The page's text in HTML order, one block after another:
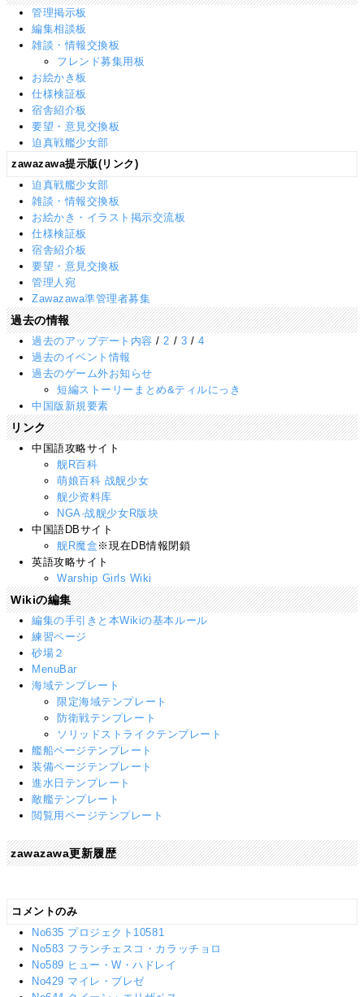
管理掲示板
編集相談板
雑談・情報交換板
フレンド募集用板
お絵かき板
仕様検証板
宿舎紹介板
要望・意見交換板
迫真戦艦少女部
zawazawa提示版(リンク)
迫真戦艦少女部
雑談・情報交換板
お絵かき・イラスト掲示交流板
仕様検証板
宿舎紹介板
要望・意見交換板
管理人宛
Zawazawa準管理者募集
過去の情報
過去のアップデート内容 /2 / 3 / 4
過去のイベント情報
過去のゲーム外お知らせ
短編ストーリーまとめ&ティルにっき
中国版新規要素
リンク
中国語攻略サイト
舰R百科
萌娘百科 战舰少女
舰少资料库
NGA·战舰少女R版块
中国語DBサイト
舰R魔盒 ※現在DB情報閉鎖
英語攻略サイト
Warship Girls Wiki
Wikiの編集
編集の手引きと本Wikiの基本ルール
練習ページ
砂場２
MenuBar
海域テンプレート
限定海域テンプレート
防衛戦テンプレート
ソリッドストライクテンプレート
艦船ページテンプレート
装備ページテンプレート
進水日テンプレート
敵艦テンプレート
閲覧用ページテンプレート
zawazawa更新履歴
コメントのみ
No635 プロジェクト10581
No583 フランチェスコ・カラッチョロ
No589 ヒュー・W・ハドレイ
No429 マイレ・ブレゼ